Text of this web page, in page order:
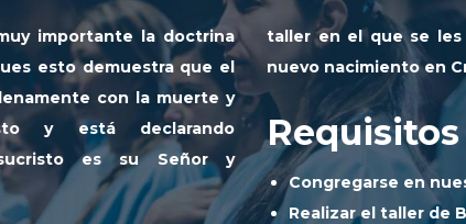
taller en el que se les instruye y capacita sobre
nuevo nacimiento en Cristo Jesús.
Requisitos
Congregarse en nuestra iglesia.
Realizar el taller de Bautismo de nuestra iglesia.